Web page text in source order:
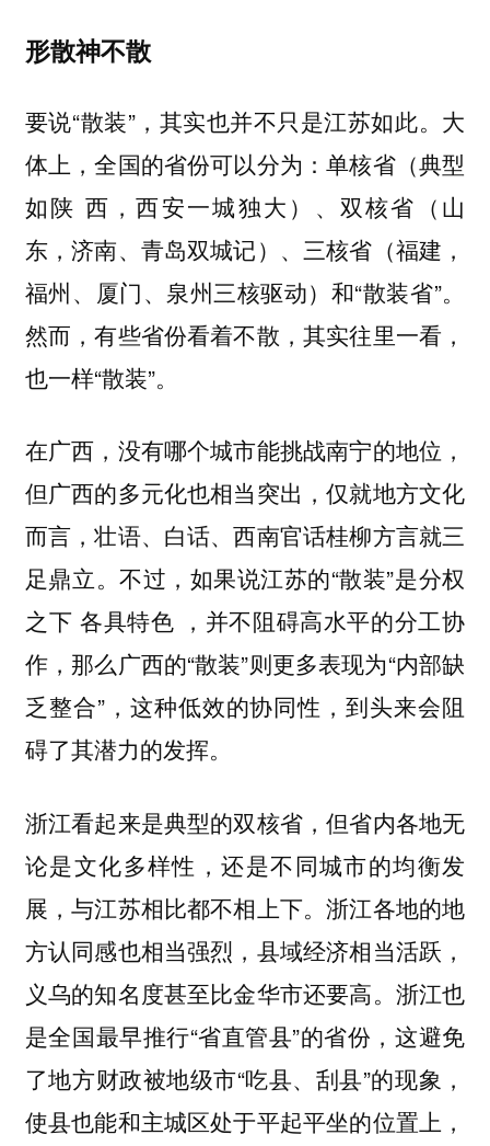
形散神不散
要说“散装”，其实也并不只是江苏如此。大
体上，全国的省份可以分为：单核省（典型
如陕 西，西安一城独大）、双核省（山
东，济南、青岛双城记）、三核省（福建，
福州、厦门、泉州三核驱动）和“散装省”。
然而，有些省份看着不散，其实往里一看，
也一样“散装”。
在广西，没有哪个城市能挑战南宁的地位，
但广西的多元化也相当突出，仅就地方文化
而言，壮语、白话、西南官话桂柳方言就三
足鼎立。不过，如果说江苏的“散装”是分权
之下 各具特色 ，并不阻碍高水平的分工协
作，那么广西的“散装”则更多表现为“内部缺
乏整合”，这种低效的协同性，到头来会阻
碍了其潜力的发挥。
浙江看起来是典型的双核省，但省内各地无
论是文化多样性，还是不同城市的均衡发
展，与江苏相比都不相上下。浙江各地的地
方认同感也相当强烈，县域经济相当活跃，
义乌的知名度甚至比金华市还要高。浙江也
是全国最早推行“省直管县”的省份，这避免
了地方财政被地级市“吃县、刮县”的现象，
使县也能和主城区处于平起平坐的位置上，